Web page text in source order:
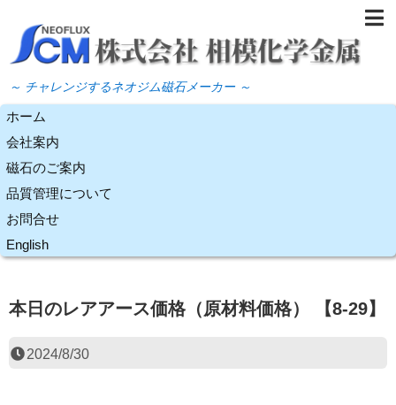
～ チャレンジするネオジム磁石メーカー ～
ホーム
会社案内
磁石のご案内
品質管理について
お問合せ
English
本日のレアアース価格（原材料価格） 【8-29】
2024/8/30